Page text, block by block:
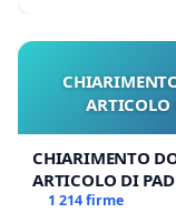
ARTICOLO
CHIARIMENTO
ARTICOLO DI
1 214 firme